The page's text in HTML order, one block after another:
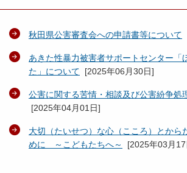
秋田県公害審査会への申請書等について
あきた性暴力被害者サポートセンター「
た」について [2025年06月30日]
公害に関する苦情・相談及び公害紛争処
[2025年04月01日]
大切（たいせつ）な心（こころ）とから
めに ～こどもたちへ～
[2025年03月17